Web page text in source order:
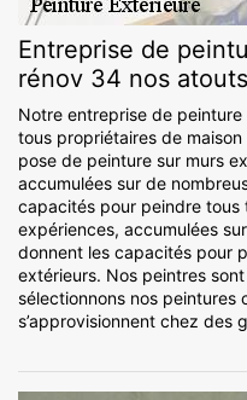
Entreprise de
rénov 34 nos
Notre entreprise de
tous propriétaires de
pose de peinture sur murs
accumulées sur de
capacités pour peindre tous
expériences, accumulées
donnent les capacités pour
extérieurs. Nos peintres
sélectionnons nos peintures
s’approvisionnent chez des